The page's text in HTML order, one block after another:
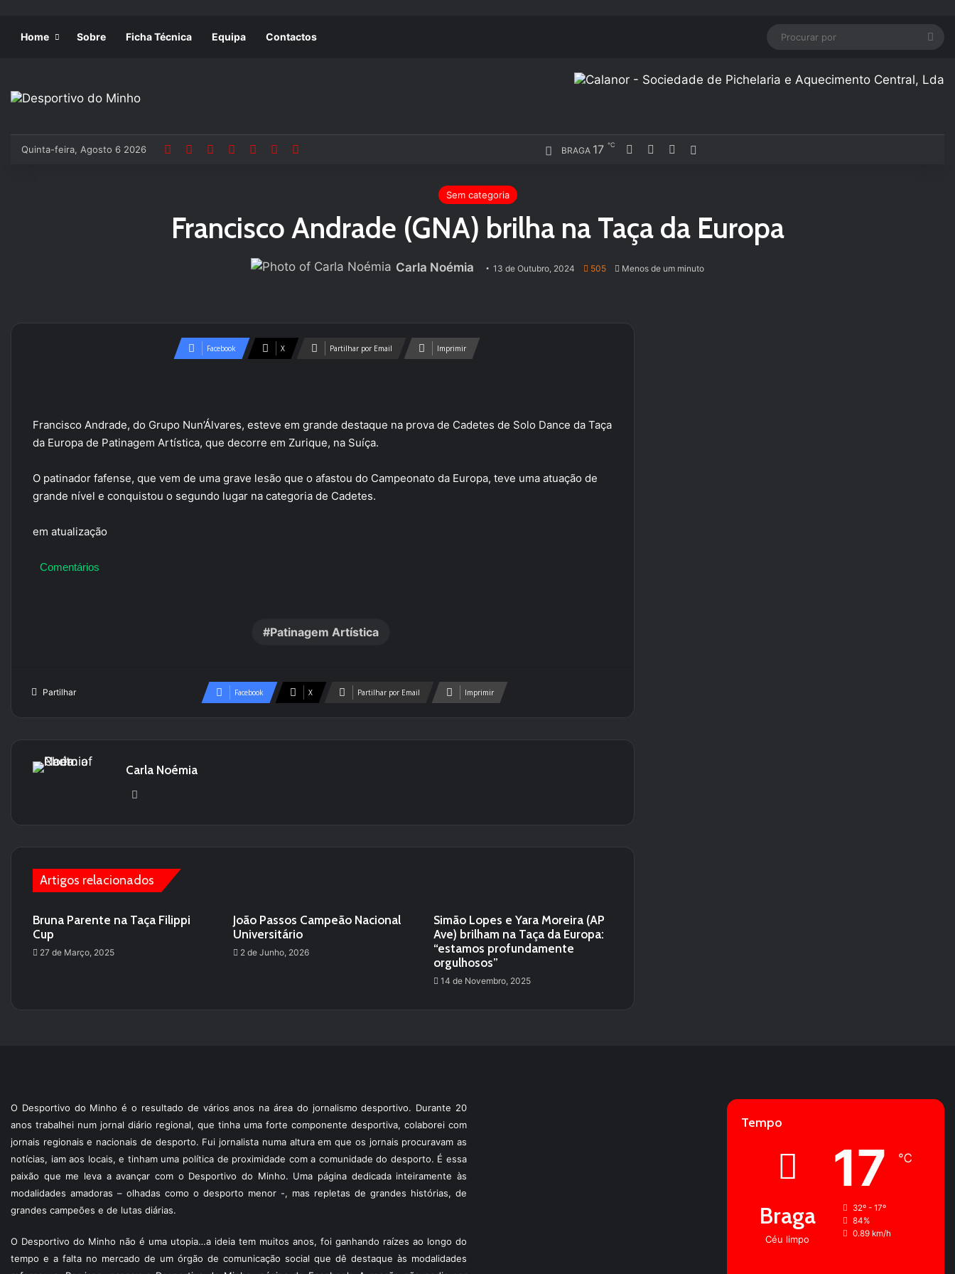
Home Sobre Ficha Técnica Equipa Contactos
Quinta-feira, Agosto 6 2026 BRAGA 17 ℃ FacebookYouTubeInstagram
Sem categoria
Francisco Andrade (GNA) brilha na Taça da Europa
Carla Noémia 13 de Outubro, 2024 505 Menos de um minuto
Facebook X Partilhar por Email Imprimir
Francisco Andrade, do Grupo Nun’Álvares, esteve em grande destaque na prova de Cadetes de Solo Dance da Taça
da Europa de Patinagem Artística, que decorre em Zurique, na Suíça.
O patinador fafense, que vem de uma grave lesão que o afastou do Campeonato da Europa, teve uma atuação de
grande nível e conquistou o segundo lugar na categoria de Cadetes.
em atualização
Comentários
Patinagem Artística
Partilhar Facebook X Partilhar por Email Imprimir
Carla Noémia
Artigos relacionados
Bruna Parente na Taça Filippi
Cup
27 de Março, 2025
João Passos Campeão Nacional
Universitário
2 de Junho, 2026
Simão Lopes e Yara Moreira (AP
Ave) brilham na Taça da Europa:
“estamos profundamente
orgulhosos”
14 de Novembro, 2025
O Desportivo do Minho é o resultado de vários anos na área do jornalismo desportivo. Durante 20
anos trabalhei num jornal diário regional, que tinha uma forte componente desportiva, colaborei com
jornais regionais e nacionais de desporto. Fui jornalista numa altura em que os jornais procuravam as
notícias, iam aos locais, e tinham uma política de proximidade com a comunidade do desporto. É essa
paixão que me leva a avançar com o Desportivo do Minho. Uma página dedicada inteiramente às
modalidades amadoras – olhadas como o desporto menor -, mas repletas de grandes histórias, de
grandes campeões e de lutas diárias.
O Desportivo do Minho não é uma utopia…a ideia tem muitos anos, foi ganhando raízes ao longo do
tempo e a falta no mercado de um órgão de comunicação social que dê destaque às modalidades
Tempo
Braga
Céu limpo
17 ℃
32º - 17º
84%
0.89 km/h